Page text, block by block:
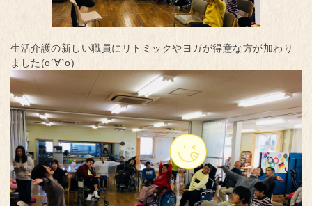
生活介護の新しい職員にリトミックやヨガが得意な方が加わり
ました(о´∀`о)